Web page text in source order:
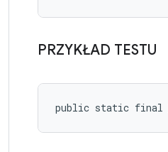
PRZYKŁAD TESTU
public static final